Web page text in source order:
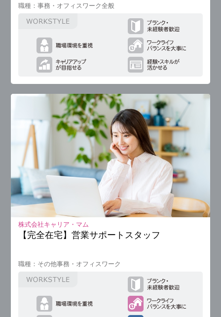
職種：事務・オフィスワーク全般
株式会社キャリア・マム
【完全在宅】営業サポートスタッフ
職種：その他事務・オフィスワーク